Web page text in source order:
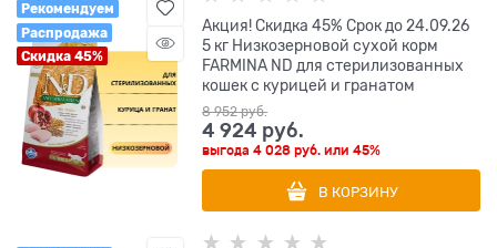
Рекомендуем
Распродажа
Скидка 45%
Акция! Скидка 45% Срок до 24.09.26
5 кг Низкозерновой cухой корм
FARMINA ND для стерилизованных
кошек с курицей и гранатом
8 952 руб.
4 924 руб.
выгода4 028 руб. или45%
В КОРЗИНУ